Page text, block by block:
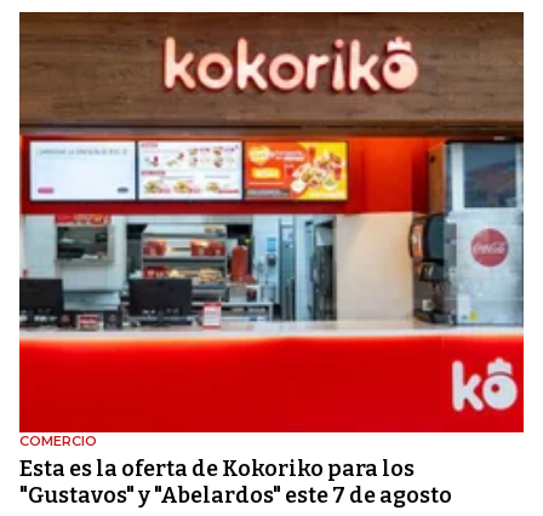
COMERCIO
Esta es la oferta de Kokoriko para los
"Gustavos" y "Abelardos" este 7 de agosto